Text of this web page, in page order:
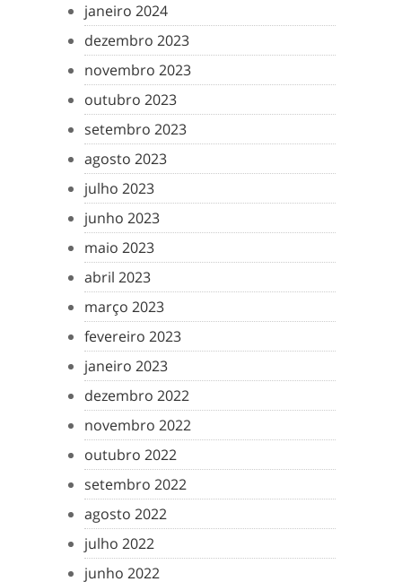
janeiro 2024
dezembro 2023
novembro 2023
outubro 2023
setembro 2023
agosto 2023
julho 2023
junho 2023
maio 2023
abril 2023
março 2023
fevereiro 2023
janeiro 2023
dezembro 2022
novembro 2022
outubro 2022
setembro 2022
agosto 2022
julho 2022
junho 2022